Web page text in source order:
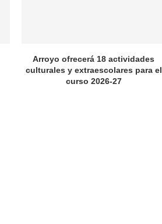
Arroyo ofrecerá 18 actividades
culturales y extraescolares para el
curso 2026-27